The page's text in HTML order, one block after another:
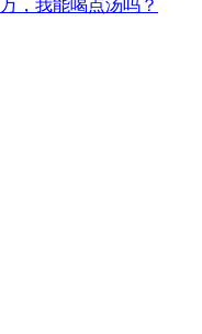
，我能喝点汤吗？